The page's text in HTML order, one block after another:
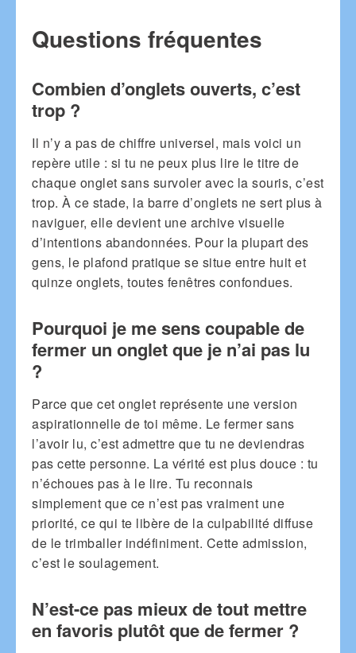
Questions fréquentes
Combien d’onglets ouverts, c’est
trop ?
Il n’y a pas de chiffre universel, mais voici un
repère utile : si tu ne peux plus lire le titre de
chaque onglet sans survoler avec la souris, c’est
trop. À ce stade, la barre d’onglets ne sert plus à
naviguer, elle devient une archive visuelle
d’intentions abandonnées. Pour la plupart des
gens, le plafond pratique se situe entre huit et
quinze onglets, toutes fenêtres confondues.
Pourquoi je me sens coupable de
fermer un onglet que je n’ai pas lu
?
Parce que cet onglet représente une version
aspirationnelle de toi même. Le fermer sans
l’avoir lu, c’est admettre que tu ne deviendras
pas cette personne. La vérité est plus douce : tu
n’échoues pas à le lire. Tu reconnais
simplement que ce n’est pas vraiment une
priorité, ce qui te libère de la culpabilité diffuse
de le trimballer indéfiniment. Cette admission,
c’est le soulagement.
N’est-ce pas mieux de tout mettre
en favoris plutôt que de fermer ?